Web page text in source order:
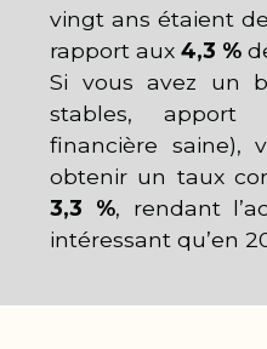
vingt ans étaient de
rapport aux 4,3 %
Si vous avez un
stables, apport
financière saine),
obtenir un taux
3,3 %, rendant
intéressant qu’en